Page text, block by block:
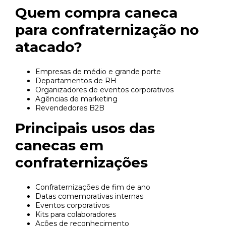
Quem compra caneca
para confraternização no
atacado?
Empresas de médio e grande porte
Departamentos de RH
Organizadores de eventos corporativos
Agências de marketing
Revendedores B2B
Principais usos das
canecas em
confraternizações
Confraternizações de fim de ano
Datas comemorativas internas
Eventos corporativos
Kits para colaboradores
Ações de reconhecimento